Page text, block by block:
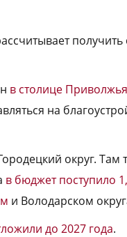
в столице Приволжья
на
округ. Там
в бюджет поступило
и Володарском
до 2027 года.